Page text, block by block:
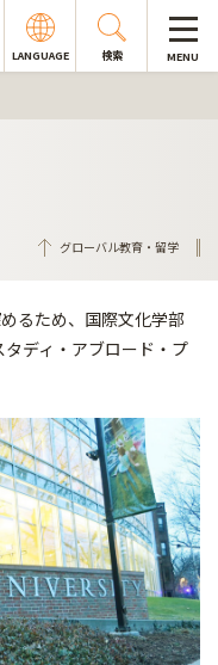
LANGUAGE 検索 MENU
グローバル教育・留学
るため、国際文化学部
ディ・アブロード・プ